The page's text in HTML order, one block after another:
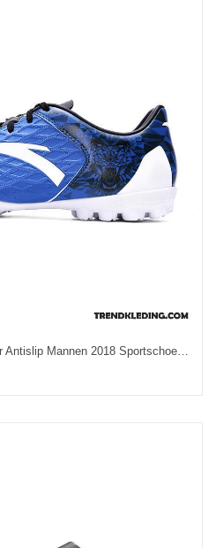
Voetbalschoenen Heren Zomer Antislip Mannen 2018 Sportschoenen Technologie Donkerblauw